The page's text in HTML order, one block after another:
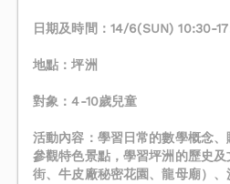
日期及時間：14/6(SUN) 10:30-
地點：坪洲
對象：4-10歲兒童
活動內容：學習日常的數學概念、
參觀特色景點，學習坪洲的歷史
街、牛皮廠秘密花園、龍母廟）